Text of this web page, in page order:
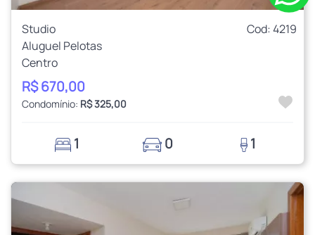
Studio
Cod: 4219
Aluguel Pelotas
Centro
R$ 670,00
Condomínio: R$ 325,00
1 0 1